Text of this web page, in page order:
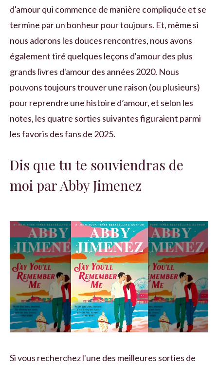
d'amour qui commence de manière compliquée et se
termine par un bonheur pour toujours. Et, même si
nous adorons les douces rencontres, nous avons
également tiré quelques leçons d'amour des plus
grands livres d'amour des années 2020. Nous
pouvons toujours trouver une raison (ou plusieurs)
pour reprendre une histoire d’amour, et selon les
notes, les quatre sorties suivantes figuraient parmi
les favoris des fans de 2025.
Dis que tu te souviendras de
moi par Abby Jimenez
Si vous recherchez l'une des meilleures sorties de